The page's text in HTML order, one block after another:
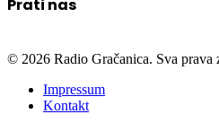
Impressum